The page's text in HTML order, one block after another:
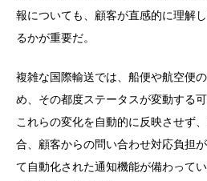
報についても、顧客が直感的に理解
るかが重要だ。
複雑な国際輸送では、船便や航空便
め、その都度ステータスが変動する
これらの変化を自動的に反映させず
合、顧客からの問い合わせ対応負担
て自動化された通知機能が備わって